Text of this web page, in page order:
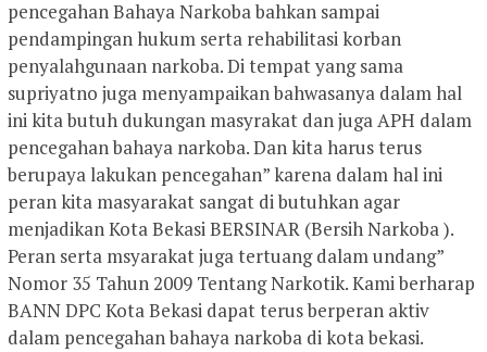
pencegahan Bahaya Narkoba bahkan sampai
pendampingan hukum serta rehabilitasi korban
penyalahgunaan narkoba. Di tempat yang sama
supriyatno juga menyampaikan bahwasanya dalam hal
ini kita butuh dukungan masyrakat dan juga APH dalam
pencegahan bahaya narkoba. Dan kita harus terus
berupaya lakukan pencegahan” karena dalam hal ini
peran kita masyarakat sangat di butuhkan agar
menjadikan Kota Bekasi BERSINAR (Bersih Narkoba ).
Peran serta msyarakat juga tertuang dalam undang”
Nomor 35 Tahun 2009 Tentang Narkotik. Kami berharap
BANN DPC Kota Bekasi dapat terus berperan aktiv
dalam pencegahan bahaya narkoba di kota bekasi.